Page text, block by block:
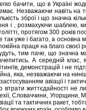
бачити, що в Україні
Незважаючи навіть на
зброї і що значна
і , розмахуючи шаблею,
протягом 300 років
так уже і багато, а основна
праця на благо своєї
тим паче, що значна
А середній клас,
демонстрацій і не
яка, незважаючи на
авіації і
втрати життєдайності не
Словаччини, Угорщини,
та тактичних ракет,